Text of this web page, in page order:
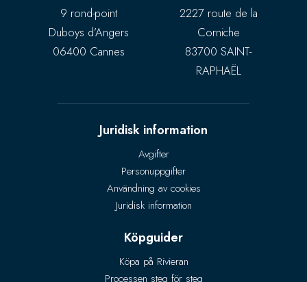
9 rond-point
Duboys d’Angers
06400 Cannes
2227 route de la
Corniche
83700 SAINT-
RAPHAËL
Juridisk information
Avgifter
Personuppgifter
Användning av cookies
Juridisk information
Köpguider
Köpa på Rivieran
Processen steg för steg